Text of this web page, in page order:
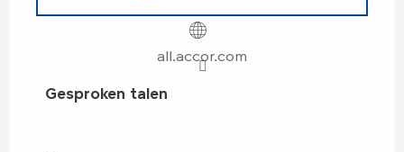
all.accor.com
Gesproken talen
Gesproken talen